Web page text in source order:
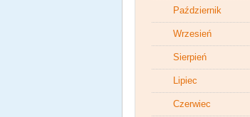
Październik
Wrzesień
Sierpień
Lipiec
Czerwiec